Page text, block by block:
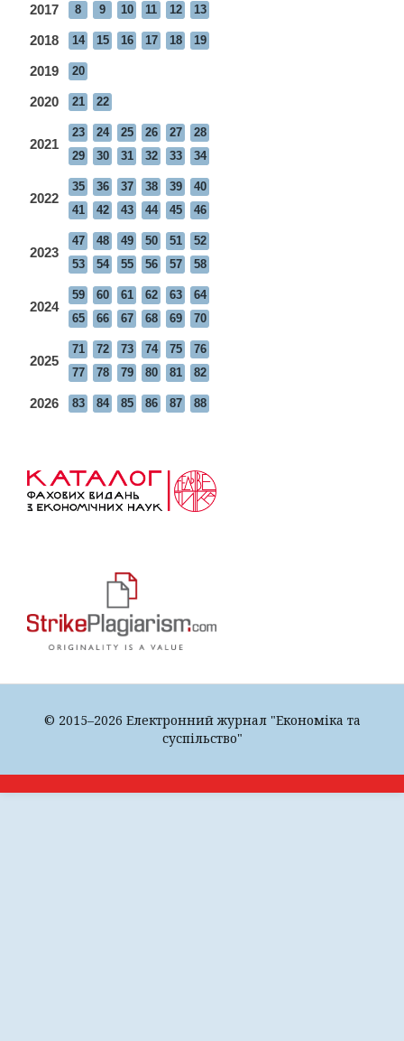
2017 8 9 10 11 12 13
2018 14 15 16 17 18 19
2019 20
2020 21 22
2021
23 24 25 26 27
28
29
30 31 32 33 34
2022
35 36 37 38 39
40
41
42 43 44 45 46
2023
47 48 49 50 51
52
53
54 55 56 57 58
2024
59 60 61 62 63
64
65
66 67 68 69 70
2025
71 72 73 74 75
76
77
78 79 80 81 82
2026 83 84 85 86 87 88
© 2015–2026 Електронний журнал "Економіка та
суспільство"